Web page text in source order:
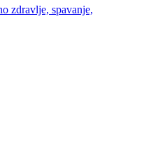
zdravlje, spavanje,